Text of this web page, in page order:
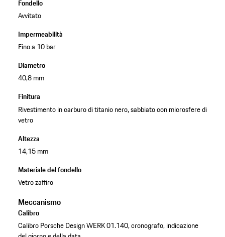
Fondello
Avvitato
Impermeabilità
Fino a 10 bar
Diametro
40,8 mm
Finitura
Rivestimento in carburo di titanio nero, sabbiato con microsfere di
vetro
Altezza
14,15 mm
Materiale del fondello
Vetro zaffiro
Meccanismo
Calibro
Calibro Porsche Design WERK 01.140, cronografo, indicazione